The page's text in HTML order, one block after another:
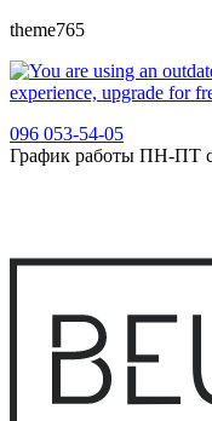
theme765
096 053-54-05
График работы ПН-ПТ